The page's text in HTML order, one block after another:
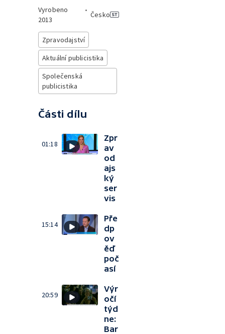
Vyrobeno
2013
•
Česko
Zpravodajství
Aktuální publicistika
Společenská
publicistika
Části dílu
01:18
Zpr
av
od
ajs
ký
ser
vis
15:14
Pře
dp
ov
ěď
poč
así
20:59
Výr
očí
týd
ne:
Bar